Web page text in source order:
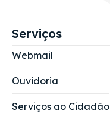
Serviços
Webmail
Ouvidoria
Serviços ao Cidadão